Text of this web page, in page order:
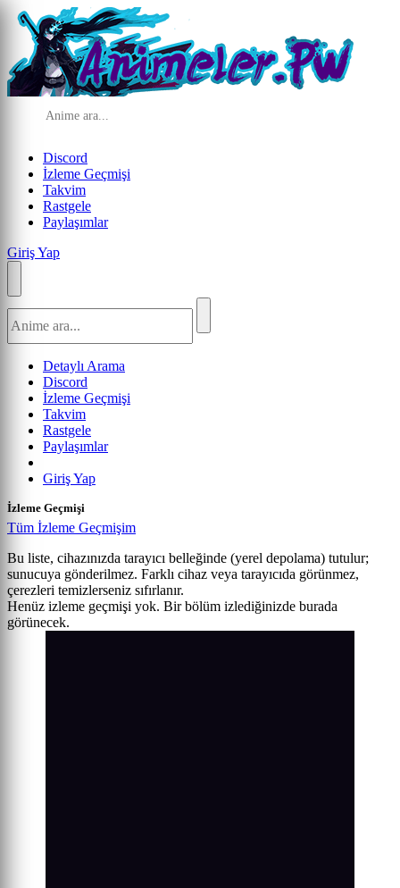
Discord
İzleme Geçmişi
Takvim
Rastgele
Paylaşımlar
Giriş Yap
Detaylı Arama
Discord
İzleme Geçmişi
Takvim
Rastgele
Paylaşımlar
Giriş Yap
İzleme Geçmişi
Tüm İzleme Geçmişim
Bu liste, cihazınızda tarayıcı belleğinde (yerel depolama) tutulur;
sunucuya gönderilmez. Farklı cihaz veya tarayıcıda görünmez,
çerezleri temizlerseniz sıfırlanır.
Henüz izleme geçmişi yok. Bir bölüm izlediğinizde burada
görünecek.